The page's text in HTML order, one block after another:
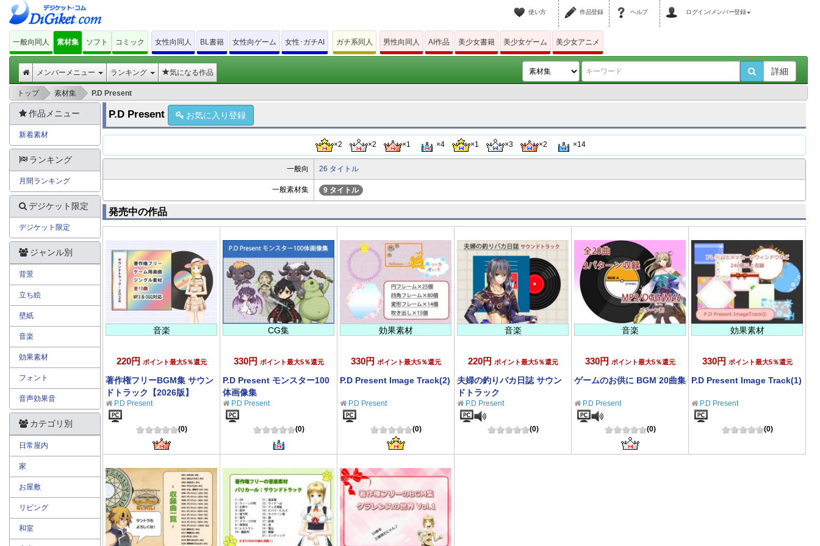
使い方 作品登録 ヘルプ ログイン/メンバー登録
一般向同人 素材集 ソフト コミック 女性向同人 BL書籍 女性向ゲーム 女性･ガチAI ガチ系同人 男性向同人 AI作品 美少女書籍 美少女ゲーム 美少女アニメ
詳細
メンバーメニュー ランキング 気になる作品
トップ > 素材集 > P.D Present
P.D Present お気に入り登録
×2 ×2 ×1 ×4 ×1 ×3 ×2 ×14
一般向 26 タイトル
一般素材集 9 タイトル
発売中の作品
音楽
220円 ポイント最大5％還元
著作権フリーBGM集 サウン
ドトラック【2026版】
P.D Present
(0)
CG集
330円 ポイント最大5％還元
P.D Present モンスター100
体画像集
P.D Present
(0)
効果素材
330円 ポイント最大5％還元
P.D Present Image Track(2)
P.D Present
(0)
音楽
220円 ポイント最大5％還元
夫婦の釣りバカ日誌 サウン
ドトラック
P.D Present
(0)
音楽
330円 ポイント最大5％還元
ゲームのお供に BGM 20曲集
P.D Present
(0)
効果素材
330円 ポイント最大5％還元
P.D Present Image Track(1)
P.D Present
(0)
作品メニュー
新着素材
ランキング
月間ランキング
デジケット限定
デジケット限定
ジャンル別
背景
立ち絵
壁紙
音楽
効果素材
フォント
音声効果音
カテゴリ別
日常屋内
家
お屋敷
リビング
和室